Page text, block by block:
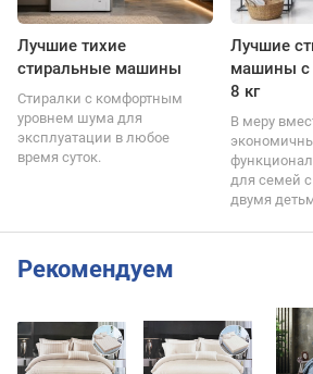
Лучшие тихие
стиральные машины
Стиралки с комфортным
уровнем шума для
эксплуатации в любое
время суток.
Лучшие
машины с
8 кг
В меру
для семей
двумя
Рекомендуем